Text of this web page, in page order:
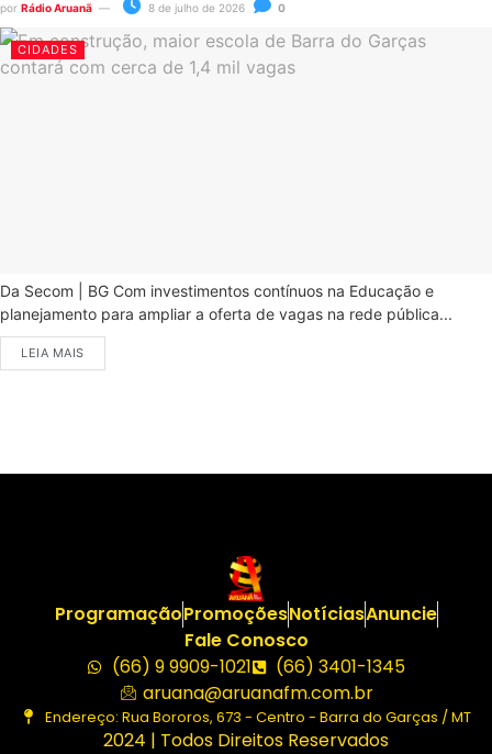
por Rádio Aruanã 8 de julho de 2026 0
CIDADES
Da Secom | BG Com investimentos contínuos na Educação e
planejamento para ampliar a oferta de vagas na rede pública...
LEIA MAIS
ProgramaçãoPromoçõesNotíciasAnuncie
Fale Conosco
(66) 9 9909-1021
(66) 3401-1345
aruana@aruanafm.com.br
Endereço: Rua Bororos, 673 - Centro - Barra do Garças / MT
2024 | Todos Direitos Reservados